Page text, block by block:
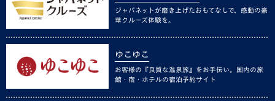
ジャパネットが磨き上げたおもてなしで、感動の豪
華クルーズ体験を。
ゆこゆこ
お客様の『良質な温泉旅』をお手伝い。国内の旅
館・宿・ホテルの宿泊予約サイト